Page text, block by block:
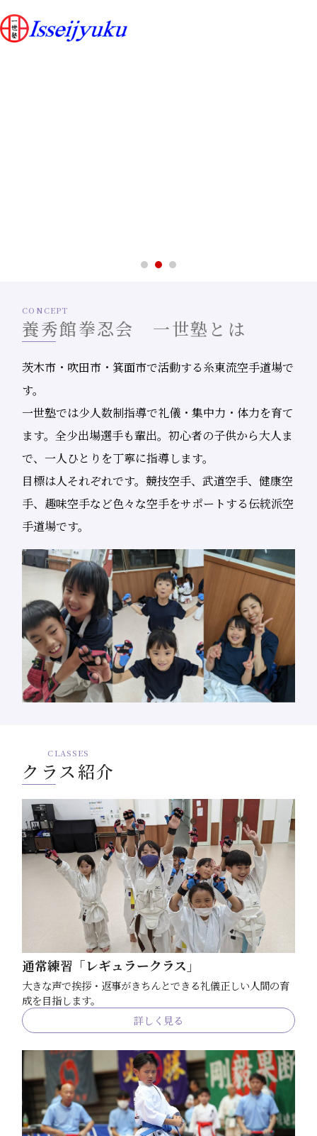
礼儀・集中力・体力を
育てます。
無料体験ご案内
ぶれない芯をつくる。
無料体験ご案内
養秀館拳忍会 一世塾とは
CONCEPT
茨木市・吹田市・箕面市で活動する糸東流空手道場で
す。
一世塾では少人数制指導で礼儀・集中力・体力を育て
ます。全少出場選手も輩出。初心者の子供から大人ま
で、一人ひとりを丁寧に指導します。
目標は人それぞれです。競技空手、武道空手、健康空
手、趣味空手など色々な空手をサポートする伝統派空
手道場です。
クラス紹介
CLASSES
通常練習「レギュラークラス」
大きな声で挨拶・返事がきちんとできる礼儀正しい人間の育
成を目指します。
詳しく見る